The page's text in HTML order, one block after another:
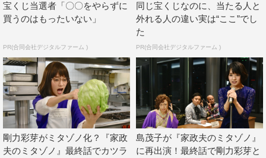
三田園と麻琴のコンビもついに見納め――三田園が最後
に壊すのは…!?
宝くじ当選者「〇〇をやらずに
買うのはもったいない」
PR(合同会社デジタルファーム )
同じ宝くじなのに、当たる人と
外れる人の違い実は“ここ”でし
た
PR(合同会社デジタルファーム )
剛力彩芽がミタゾノ化？『家政
夫のミタゾノ』最終話でカツラ
島茂子が『家政夫のミタゾノ』
に再出演！最終話で剛力彩芽と